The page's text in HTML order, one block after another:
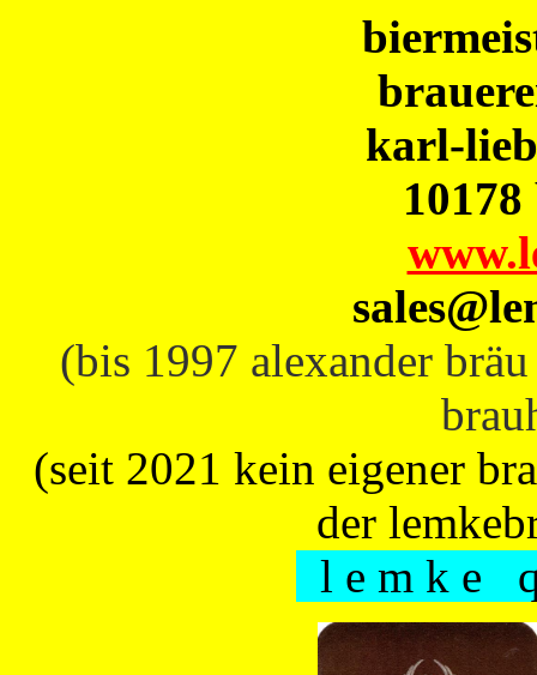
karl-
(bis 1997 alexander
(seit 2021 kein eigener
der
l e m k e